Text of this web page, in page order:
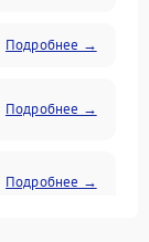
Подробнее →
Подробнее →
Подробнее →